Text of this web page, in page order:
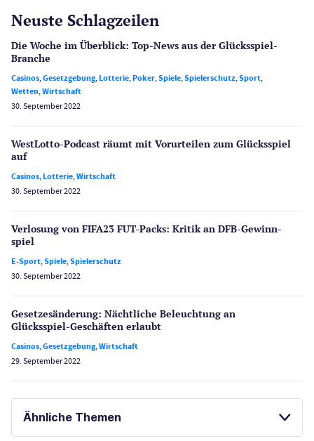
Neuste Schlagzeilen
Die Woche im Überblick: Top-News aus der Glücksspiel-
Branche
Casinos,Gesetzgebung,Lotterie,Poker,Spiele,Spielerschutz,Sport,
Wetten,Wirtschaft
30. September 2022
WestLotto-Podcast räumt mit Vorurteilen zum Glücksspiel
auf
Casinos,Lotterie,Wirtschaft
30. September 2022
Verlosung von FIFA23 FUT-Packs: Kritik an DFB-Gewinn­
spiel
E-Sport,Spiele,Spielerschutz
30. September 2022
Gesetzes­änderung: Nächtliche Beleuch­tung an
Glücksspiel-Geschäften erlaubt
Casinos,Gesetzgebung,Wirtschaft
29. September 2022
Ähnliche Themen